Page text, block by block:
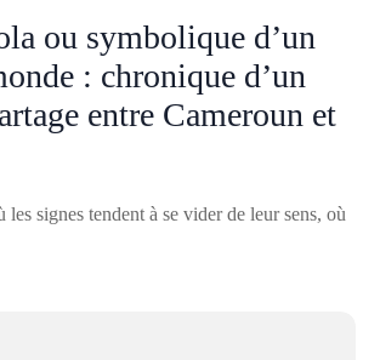
ou symbolique d’un
: chronique d’un
entre Cameroun et
les signes tendent à se vider de leur sens, où